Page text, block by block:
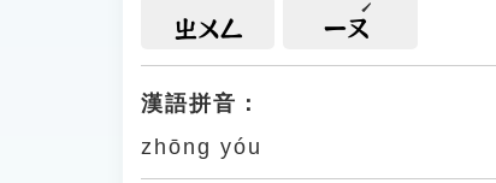
ㄓㄨㄥ ㄧㄡ
漢語拼音：
zhōng yóu